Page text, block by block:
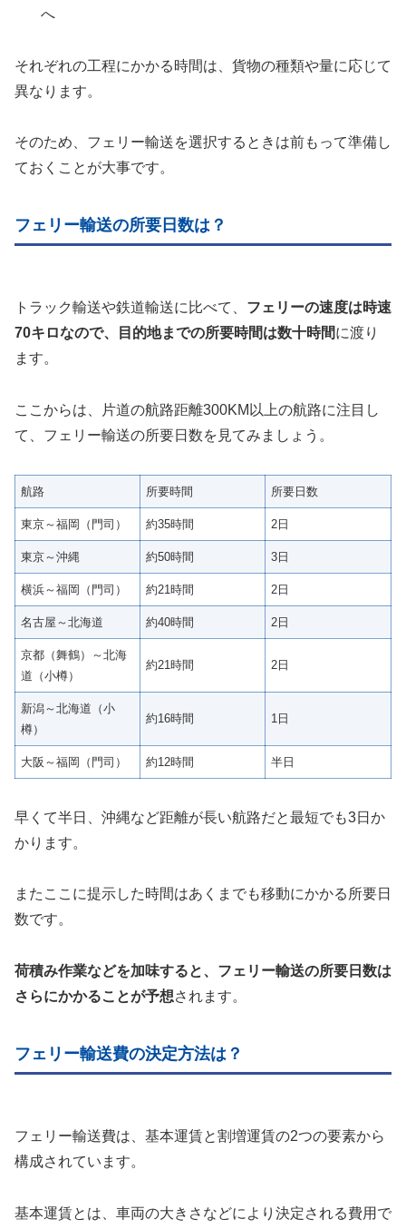
へ
それぞれの工程にかかる時間は、貨物の種類や量に応じて
異なります。
そのため、フェリー輸送を選択するときは前もって準備し
ておくことが大事です。
フェリー輸送の所要日数は？
トラック輸送や鉄道輸送に比べて、 フェリーの速度は時速
70キロなので、目的地までの所要時間は数十時間に渡り
ます。
ここからは、片道の航路距離300KM以上の航路に注目し
て、フェリー輸送の所要日数を見てみましょう。
航路 所要時間 所要日数
東京～福岡（門司） 約35時間 2日
東京～沖縄 約50時間 3日
横浜～福岡（門司） 約21時間 2日
名古屋～北海道 約40時間 2日
京都（舞鶴）～北海
道（小樽）
約21時間 2日
新潟～北海道（小
樽）
約16時間 1日
大阪～福岡（門司） 約12時間 半日
早くて半日、沖縄など距離が長い航路だと最短でも3日か
かります。
またここに提示した時間はあくまでも移動にかかる所要日
数です。
荷積み作業などを加味すると、フェリー輸送の所要日数は
さらにかかることが予想されます。
フェリー輸送費の決定方法は？
フェリー輸送費は、基本運賃と割増運賃の2つの要素から
構成されています。
基本運賃とは、車両の大きさなどにより決定される費用で